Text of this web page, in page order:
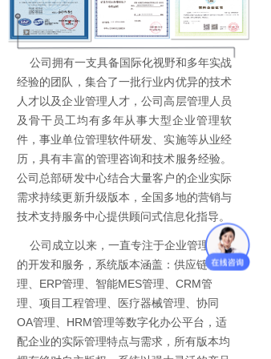
公司拥有一支具备国际化视野和多年实战
经验的团队，集合了一批行业内优异的技术
人才以及企业管理人才，公司高层管理人员
及骨干员工均有多年从事大型企业管理软
件，事业单位管理软件研发、实施等从业经
历，具有丰富的管理咨询和技术服务经验。
公司总部研发中心结合大量客户的企业实际
需求持续更新升级版本，全国多地的营销与
技术支持服务中心提供顾问式信息化指导。
公司成立以来，一直专注于企业管理软件
的开发和服务，系统版本涵盖：供应链管
理、ERP管理、智能MES管理、CRM管
理、项目工程管理、医疗器械管理、协同
OA管理、HRM管理等数字化办公平台，适
配企业的实际管理特点与需求，所有版本均